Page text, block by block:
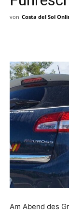
von Costa del Sol
Am Abend des